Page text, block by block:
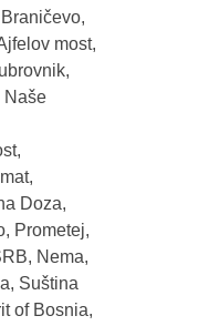
most,
Naše
Doza,
Prometej,
Nema,
Suština
of Bosnia,